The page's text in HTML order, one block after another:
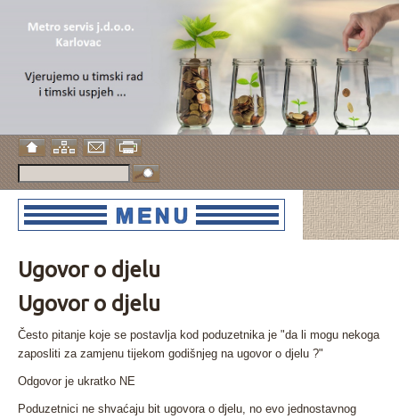
Ugovor o djelu
Ugovor o djelu
Često pitanje koje se postavlja kod poduzetnika je "da li mogu nekoga
zaposliti za zamjenu tijekom godišnjeg na ugovor o djelu ?"
Odgovor je ukratko NE
Poduzetnici ne shvaćaju bit ugovora o djelu, no evo jednostavnog